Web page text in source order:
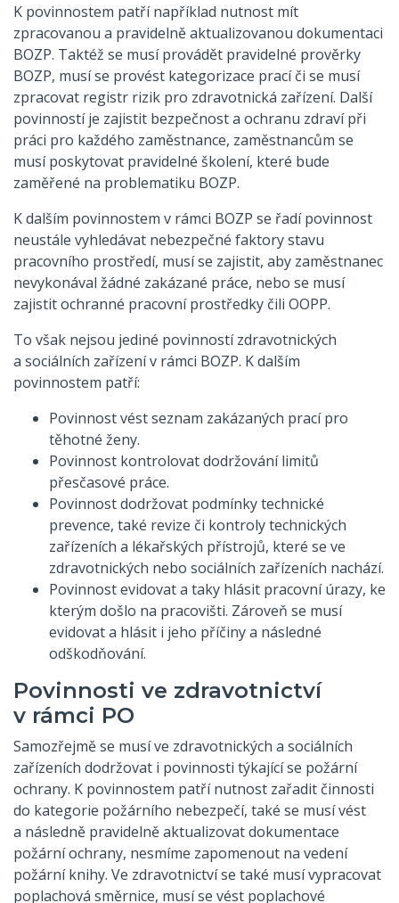
K povinnostem patří například nutnost mít
zpracovanou a pravidelně aktualizovanou dokumentaci
BOZP. Taktéž se musí provádět pravidelné prověrky
BOZP, musí se provést kategorizace prací či se musí
zpracovat registr rizik pro zdravotnická zařízení. Další
povinností je zajistit bezpečnost a ochranu zdraví při
práci pro každého zaměstnance, zaměstnancům se
musí poskytovat pravidelné školení, které bude
zaměřené na problematiku BOZP.
K dalším povinnostem v rámci BOZP se řadí povinnost
neustále vyhledávat nebezpečné faktory stavu
pracovního prostředí, musí se zajistit, aby zaměstnanec
nevykonával žádné zakázané práce, nebo se musí
zajistit ochranné pracovní prostředky čili OOPP.
To však nejsou jediné povinností zdravotnických
a sociálních zařízení v rámci BOZP. K dalším
povinnostem patří:
Povinnost vést seznam zakázaných prací pro
těhotné ženy.
Povinnost kontrolovat dodržování limitů
přesčasové práce.
Povinnost dodržovat podmínky technické
prevence, také revize či kontroly technických
zařízeních a lékařských přístrojů, které se ve
zdravotnických nebo sociálních zařízeních nachází.
Povinnost evidovat a taky hlásit pracovní úrazy, ke
kterým došlo na pracovišti. Zároveň se musí
evidovat a hlásit i jeho příčiny a následné
odškodňování.
Povinnosti ve zdravotnictví
v rámci PO
Samozřejmě se musí ve zdravotnických a sociálních
zařízeních dodržovat i povinnosti týkající se požární
ochrany. K povinnostem patří nutnost zařadit činnosti
do kategorie požárního nebezpečí, také se musí vést
a následně pravidelně aktualizovat dokumentace
požární ochrany, nesmíme zapomenout na vedení
požární knihy. Ve zdravotnictví se také musí vypracovat
poplachová směrnice, musí se vést poplachové